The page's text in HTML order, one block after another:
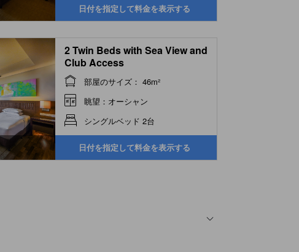
日付を指定して料金を表示する
2 Twin Beds with Sea View and
Club Access
部屋のサイズ： 46m²
眺望：オーシャン
シングルベッド 2台
日付を指定して料金を表示する